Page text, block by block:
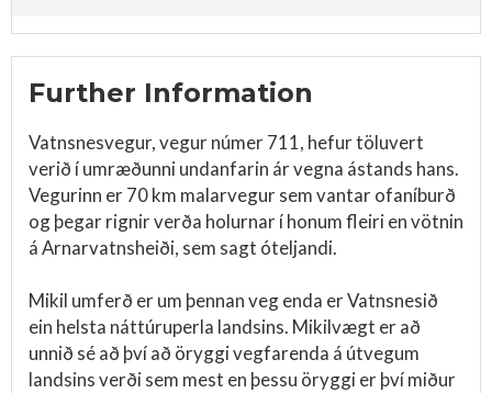
Further Information
Vatnsnesvegur, vegur númer 711, hefur töluvert
verið í umræðunni undanfarin ár vegna ástands hans.
Vegurinn er 70 km malarvegur sem vantar ofaníburð
og þegar rignir verða holurnar í honum fleiri en vötnin
á Arnarvatnsheiði, sem sagt óteljandi.
Mikil umferð er um þennan veg enda er Vatnsnesið
ein helsta náttúruperla landsins. Mikilvægt er að
unnið sé að því að öryggi vegfarenda á útvegum
landsins verði sem mest en þessu öryggi er því miður